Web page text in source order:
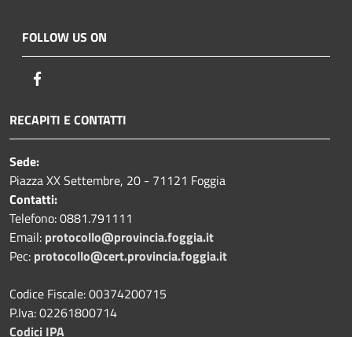
FOLLOW US ON
RECAPITI E CONTATTI
Sede:
Piazza XX Settembre, 20 - 71121 Foggia
Contatti:
Telefono: 0881.791111
Email: protocollo@provincia.foggia.it
Pec: protocollo@cert.provincia.foggia.it
Codice Fiscale: 00374200715
P.Iva: 02261800714
Codici IPA